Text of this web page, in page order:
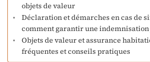
objets de valeur
Déclaration et démarches en cas de
comment garantir une indemnisation
Objets de valeur et assurance
fréquentes et conseils pratiques